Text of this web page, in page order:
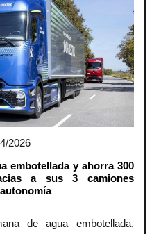
2026
embotellada y ahorra 300
a sus 3 camiones
de agua embotellada,